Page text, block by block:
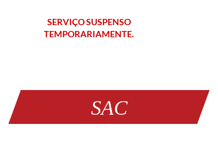
SERVIÇO SUSPENSO
TEMPORARIAMENTE.
SAC